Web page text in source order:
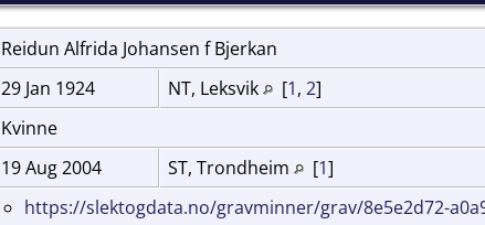
Reidun Alfrida Johansen f Bjerkan
29 Jan 1924 NT, Leksvik [1, 2]
Kvinne
19 Aug 2004 ST, Trondheim [1]
https://slektogdata.no/gravminner/grav/8e5e2d72-